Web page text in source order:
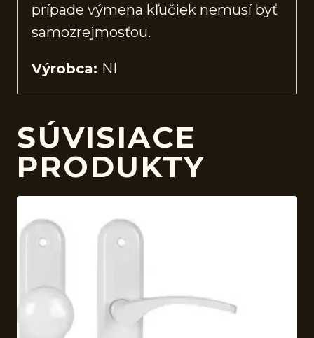
prípade výmena kľučiek nemusí byť
samozrejmosťou.
Výrobca: NI
SÚVISIACE
PRODUKTY